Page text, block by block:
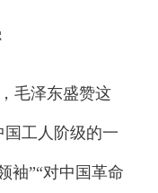
毛泽东盛赞这
工人阶级的一
袖”“对中国革命